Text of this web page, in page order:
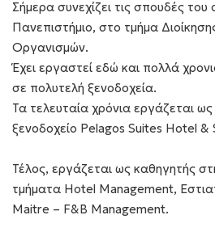
Σήμερα συνεχίζει τις σπουδές του
Πανεπιστήμιο, στο τμήμα
Οργανισμών.
Έχει εργαστεί εδώ και πολλά
σε πολυτελή ξενοδοχεία.
Τα τελευταία χρόνια εργάζεται
ξενοδοχείο Pelagos Suites Hotel &
Τέλος, εργάζεται ως καθηγητής
τμήματα Hotel Management,
Maitre – F&B Management.